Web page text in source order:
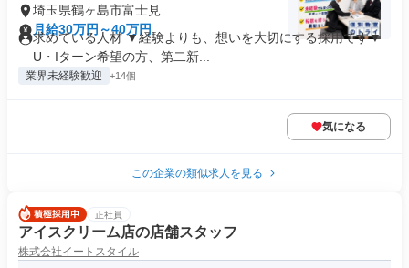
埼玉県鶴ヶ島市富士見
月給30万円～40万円
求めている人材 ▼経験よりも、想いを大切にする採用です▼
U・Iターン希望の方、第二新...
業界未経験歓迎 +14個
気になる
この企業の類似求人を見る
正社員
アイスクリーム店の店舗スタッフ
株式会社イートスタイル